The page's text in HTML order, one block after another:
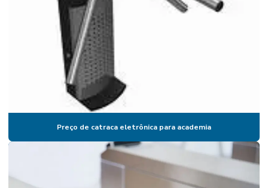
Catraca biométrica preço
Catraca biométrica valor
Catraca coletora de comandas
Catraca de comanda
Catraca comanda eletrônica
Catraca de controle de acesso
Catraca digital biométrica
Catraca eletrônica
Preço de catraca eletrônica para academia